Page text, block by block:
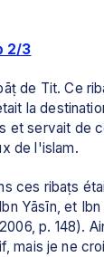
2/3
de Tit. Ce
la
et servait de
de l'islam.
ces ribaṭs
Yāsīn, et Ibn
p. 148).
mais je ne